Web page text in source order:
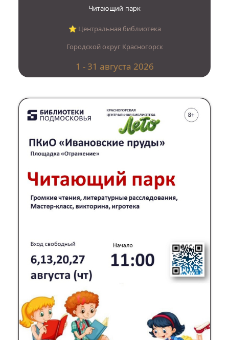
Читающий парк
⭐︎ Центральная библиотека
Городской округ Красногорск
1 - 31 августа 2026